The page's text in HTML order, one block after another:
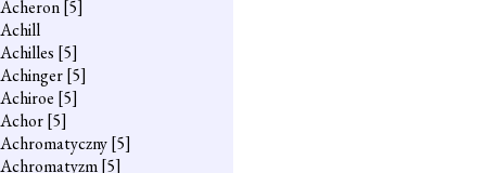
Acheron[5]
Achill
Achilles [5]
Achinger[5]
Achiroe [5]
Achor[5]
Achromatyczny[5]
Achromatyzm[5]